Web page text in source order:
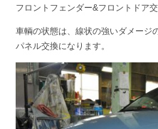
フロントフェンダー&フロントドア
車輌の状態は、線状の強いダメー
パネル交換になります。